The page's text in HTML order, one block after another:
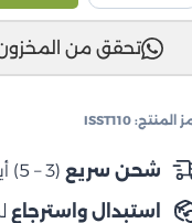
2022+ تحقق من
المنتج: ISST110
شحن سريع (3 – 5) أيام عمل.
استبدال واسترجاع